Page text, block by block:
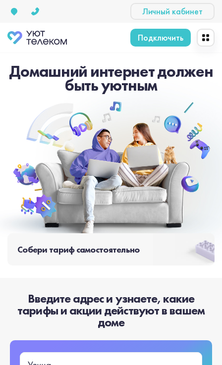
Личный кабинет
Подключить
Домашний интернет должен
быть уютным
Собери тариф самостоятельно
Введите адрес и узнаете, какие
тарифы и акции действуют в вашем
доме